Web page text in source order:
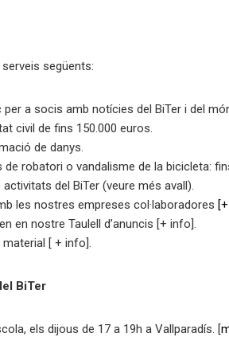
següents:
a socis amb notícies del BiTer i del
civil de fins 150.000 euros.
de danys.
de robatori o vandalisme de la bicicleta:
del BiTer (veure més avall).
les nostres empreses col·laboradores
en nostre Taulell d’anuncis [+ info].
[ + info].
BiTer
els dijous de 17 a 19h a Vallparadís. [